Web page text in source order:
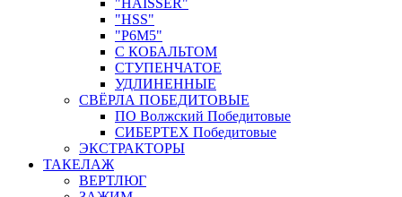
"HAISSER"
"HSS"
"Р6М5"
С КОБАЛЬТОМ
СТУПЕНЧАТОЕ
УДЛИНЕННЫЕ
СВЁРЛА ПОБЕДИТОВЫЕ
ПО Волжский Победитовые
СИБЕРТЕХ Победитовые
ЭКСТРАКТОРЫ
ТАКЕЛАЖ
ВЕРТЛЮГ